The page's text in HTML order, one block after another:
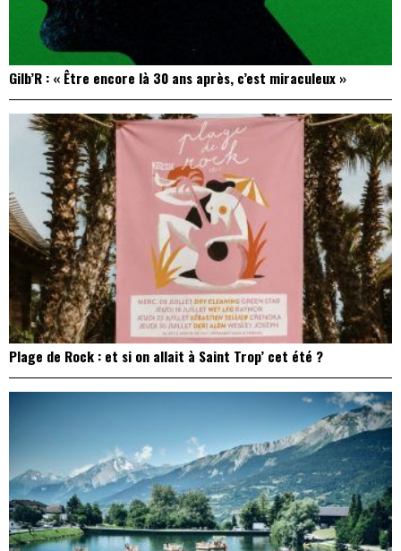
Gilb’R : « Être encore là 30 ans après, c’est miraculeux »
Plage de Rock : et si on allait à Saint Trop’ cet été ?